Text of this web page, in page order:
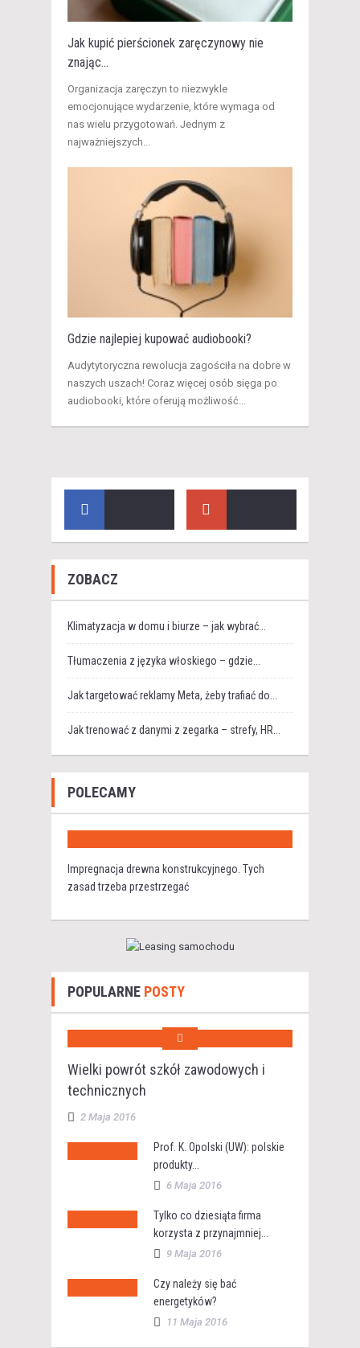
Jak kupić pierścionek zaręczynowy nie
znając...
Organizacja zaręczyn to niezwykle
emocjonujące wydarzenie, które wymaga od
nas wielu przygotowań. Jednym z
najważniejszych...
Gdzie najlepiej kupować audiobooki?
Audytytoryczna rewolucja zagościła na dobre w
naszych uszach! Coraz więcej osób sięga po
audiobooki, które oferują możliwość...
ZOBACZ
Klimatyzacja w domu i biurze – jak wybrać...
Tłumaczenia z języka włoskiego – gdzie...
Jak targetować reklamy Meta, żeby trafiać do...
Jak trenować z danymi z zegarka – strefy, HR...
POLECAMY
Impregnacja drewna konstrukcyjnego. Tych
zasad trzeba przestrzegać
POPULARNE POSTY
Wielki powrót szkół zawodowych i
technicznych
2 Maja 2016
Prof. K. Opolski (UW): polskie
produkty...
6 Maja 2016
Tylko co dziesiąta firma
korzysta z przynajmniej...
9 Maja 2016
Czy należy się bać
energetyków?
11 Maja 2016